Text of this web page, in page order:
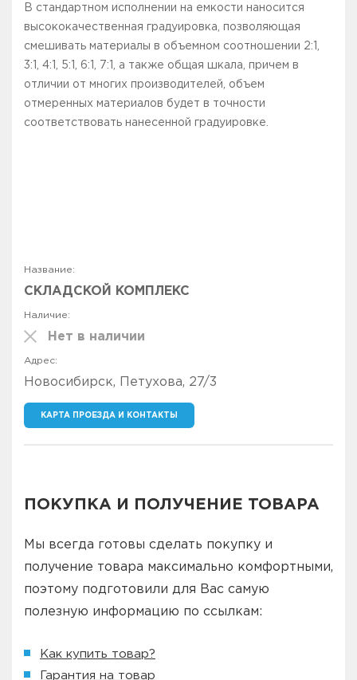
В стандартном исполнении на емкости наносится
высококачественная градуировка, позволяющая
смешивать материалы в объемном соотношении 2:1,
3:1, 4:1, 5:1, 6:1, 7:1, а также общая шкала, причем в
отличии от многих производителей, объем
отмеренных материалов будет в точности
соответствовать нанесенной градуировке.
СКЛАДСКОЙ КОМПЛЕКС
Нет в наличии
Новосибирск, Петухова, 27/3
КАРТА ПРОЕЗДА И КОНТАКТЫ
ПОКУПКА И ПОЛУЧЕНИЕ ТОВАРА
Мы всегда готовы сделать покупку и
получение товара максимально комфортными,
поэтому подготовили для Вас самую
полезную информацию по ссылкам:
Как купить товар?
Гарантия на товар